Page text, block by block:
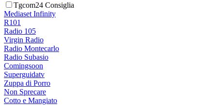
Tgcom24 Consiglia
Mediaset Infinity
R101
Radio 105
Virgin Radio
Radio Montecarlo
Radio Subasio
Comingsoon
Superguidatv
Zuppa di Porro
Non Sprecare
Cotto e Mangiato